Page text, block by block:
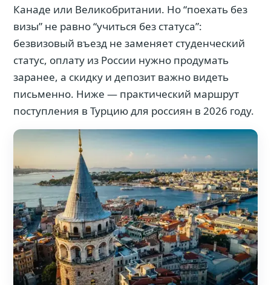
Канаде или Великобритании. Но “поехать без
визы” не равно “учиться без статуса”:
безвизовый въезд не заменяет студенческий
статус, оплату из России нужно продумать
заранее, а скидку и депозит важно видеть
письменно. Ниже — практический маршрут
поступления в Турцию для россиян в 2026 году.